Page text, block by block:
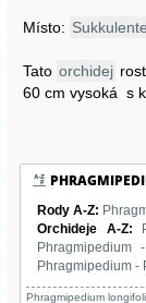
Místo:
Tato orchidej
60 cm vysoká s
Rody A-Z:
Orchideje A-Z:
Phragmipedium
Phragmipedium -
Phragmipedium